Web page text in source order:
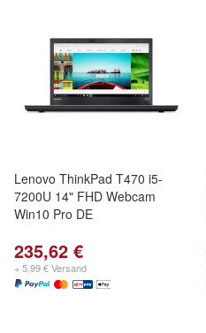
Lenovo ThinkPad T470 i5-
7200U 14" FHD Webcam
Win10 Pro DE
235,62 €
+ 5,99 € Versand